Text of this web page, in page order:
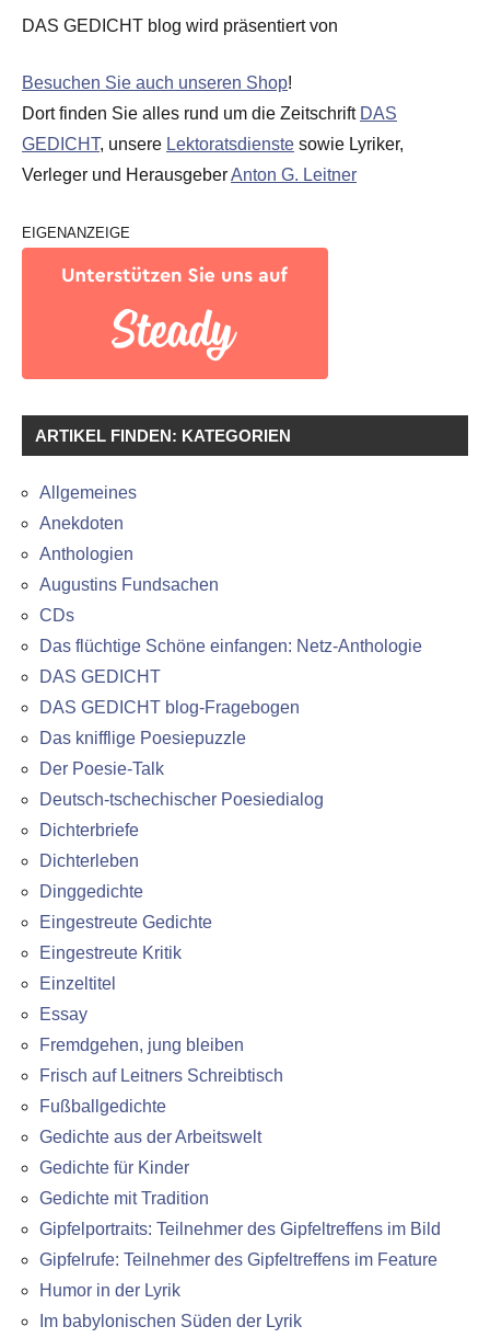
DAS GEDICHT blog wird präsentiert von
Besuchen Sie auch unseren Shop!
Dort finden Sie alles rund um die Zeitschrift DAS
GEDICHT, unsere Lektoratsdienste sowie Lyriker,
Verleger und HerausgeberAnton G. Leitner
EIGENANZEIGE
ARTIKEL FINDEN: KATEGORIEN
Allgemeines
Anekdoten
Anthologien
Augustins Fundsachen
CDs
Das flüchtige Schöne einfangen: Netz-Anthologie
DAS GEDICHT
DAS GEDICHT blog-Fragebogen
Das knifflige Poesiepuzzle
Der Poesie-Talk
Deutsch-tschechischer Poesiedialog
Dichterbriefe
Dichterleben
Dinggedichte
Eingestreute Gedichte
Eingestreute Kritik
Einzeltitel
Essay
Fremdgehen, jung bleiben
Frisch auf Leitners Schreibtisch
Fußballgedichte
Gedichte aus der Arbeitswelt
Gedichte für Kinder
Gedichte mit Tradition
Gipfelportraits: Teilnehmer des Gipfeltreffens im Bild
Gipfelrufe: Teilnehmer des Gipfeltreffens im Feature
Humor in der Lyrik
Im babylonischen Süden der Lyrik